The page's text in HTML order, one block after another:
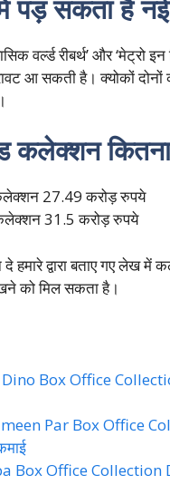
पड़ सकता है
वर्ल्ड रीबर्थ’ और
आ सकती है। क्योकों दोनों
कलेक्शन
27.49 करोड़ रुपये
31.5 करोड़ रुपये
हमारे द्वारा बताए गए लेख में
को मिल सकता है।
Box Office
Par Box Office
Box Office Collection